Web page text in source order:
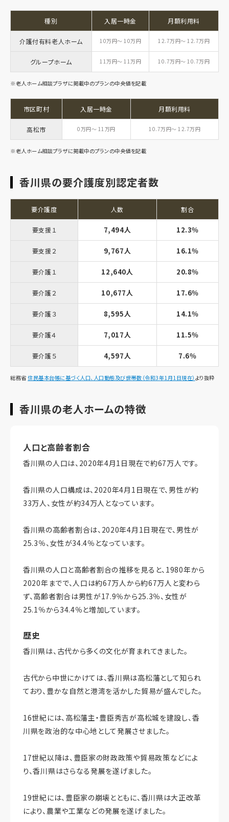
種別 入居一時金 月額利用料
介護付有料老人ホーム 10万円～ 10万円 12.7万円～ 12.7万円
グループホーム 11万円～ 11万円 10.7万円～ 10.7万円
※老人ホーム相談プラザに掲載中のプランの中央値を記載
市区町村 入居一時金 月額利用料
高松市 0万円～ 11万円 10.7万円～ 12.7万円
※老人ホーム相談プラザに掲載中のプランの中央値を記載
香川県の要介護度別認定者数
要介護度 人数 割合
要支援１ 7,494人 12.3％
要支援２ 9,767人 16.1％
要介護１ 12,640人 20.8％
要介護２ 10,677人 17.6％
要介護３ 8,595人 14.1％
要介護４ 7,017人 11.5％
要介護５ 4,597人 7.6％
総務省住民基本台帳に基づく人口、人口動態及び世帯数（令和3年1月1日現在） より抜粋
香川県の老人ホームの特徴
人口と高齢者割合
香川県の人口は、2020年4月1日現在で約67万人です。
香川県の人口構成は、2020年4月1日現在で、男性が約
33万人、女性が約34万人となっています。
香川県の高齢者割合は、2020年4月1日現在で、男性が
25.3％、女性が34.4％となっています。
香川県の人口と高齢者割合の推移を見ると、1980年から
2020年までで、人口は約67万人から約67万人と変わら
ず、高齢者割合は男性が17.9％から25.3％、女性が
25.1％から34.4％と増加しています。
歴史
香川県は、古代から多くの文化が育まれてきました。
古代から中世にかけては、香川県は高松藩として知られ
ており、豊かな自然と港湾を活かした貿易が盛んでした。
16世紀には、高松藩主・豊臣秀吉が高松城を建設し、香
川県を政治的な中心地として発展させました。
17世紀以降は、豊臣家の財政政策や貿易政策などによ
り、香川県はさらなる発展を遂げました。
19世紀には、豊臣家の崩壊とともに、香川県は大正改革
により、農業や工業などの発展を遂げました。